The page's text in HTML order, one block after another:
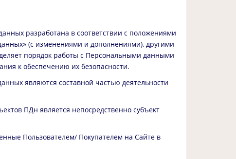
разработана в соответствии с положениями
(с изменениями и дополнениями), другими
порядок работы с Персональными данными
к обеспечению их безопасности.
являются составной частью деятельности
ПДн является непосредственно субъект
Пользователем/ Покупателем на Сайте в